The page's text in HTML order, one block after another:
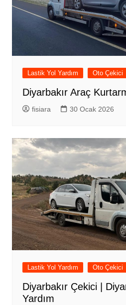
Lastik Yol Yardım Oto Çekici
Diyarbakır Araç
fisiara 30 Ocak 2026
Lastik Yol Yardım Oto Çekici
Diyarbakır Çekici |
Yardım